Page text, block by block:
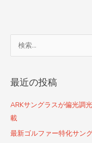
象
最近の投稿
ARKサングラスが偏光調
載
最新ゴルファー特化サン